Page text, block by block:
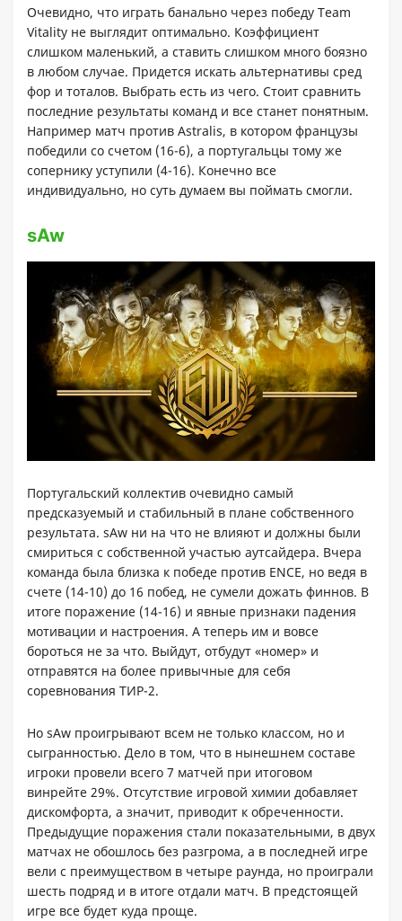
Очевидно, что играть банально через победу Team
Vitality не выглядит оптимально. Коэффициент
слишком маленький, а ставить слишком много боязно
в любом случае. Придется искать альтернативы сред
фор и тоталов. Выбрать есть из чего. Стоит сравнить
последние результаты команд и все станет понятным.
Например матч против Astralis, в котором французы
победили со счетом (16-6), а португальцы тому же
сопернику уступили (4-16). Конечно все
индивидуально, но суть думаем вы поймать смогли.
sAw
Португальский коллектив очевидно самый
предсказуемый и стабильный в плане собственного
результата. sAw ни на что не влияют и должны были
смириться с собственной участью аутсайдера. Вчера
команда была близка к победе против ENCE, но ведя в
счете (14-10) до 16 побед, не сумели дожать финнов. В
итоге поражение (14-16) и явные признаки падения
мотивации и настроения. А теперь им и вовсе
бороться не за что. Выйдут, отбудут «номер» и
отправятся на более привычные для себя
соревнования ТИР-2.
Но sAw проигрывают всем не только классом, но и
сыгранностью. Дело в том, что в нынешнем составе
игроки провели всего 7 матчей при итоговом
винрейте 29%. Отсутствие игровой химии добавляет
дискомфорта, а значит, приводит к обреченности.
Предыдущие поражения стали показательными, в двух
матчах не обошлось без разгрома, а в последней игре
вели с преимуществом в четыре раунда, но проиграли
шесть подряд и в итоге отдали матч. В предстоящей
игре все будет куда проще.